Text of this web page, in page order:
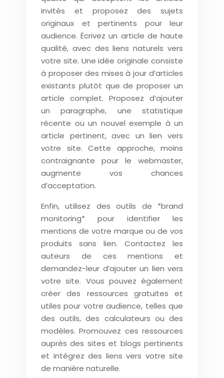
invités et proposez des sujets
originaux et pertinents pour leur
audience. Écrivez un article de haute
qualité, avec des liens naturels vers
votre site. Une idée originale consiste
à proposer des mises à jour d’articles
existants plutôt que de proposer un
article complet. Proposez d’ajouter
un paragraphe, une statistique
récente ou un nouvel exemple à un
article pertinent, avec un lien vers
votre site. Cette approche, moins
contraignante pour le webmaster,
augmente vos chances
d’acceptation.
Enfin, utilisez des outils de *brand
monitoring* pour identifier les
mentions de votre marque ou de vos
produits sans lien. Contactez les
auteurs de ces mentions et
demandez-leur d’ajouter un lien vers
votre site. Vous pouvez également
créer des ressources gratuites et
utiles pour votre audience, telles que
des outils, des calculateurs ou des
modèles. Promouvez ces ressources
auprès des sites et blogs pertinents
et intégrez des liens vers votre site
de manière naturelle.